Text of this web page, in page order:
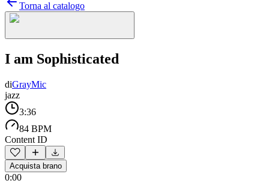
Torna al catalogo
I am Sophisticated
diGrayMic
jazz
3:36
84 BPM
Content ID
Acquista brano
0:00